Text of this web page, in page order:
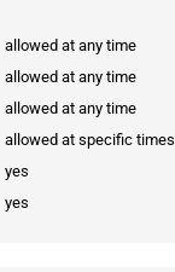
allowed at any time
allowed at any time
allowed at any time
allowed at specific times
yes
yes